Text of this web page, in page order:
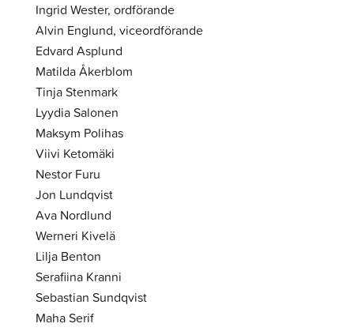
Ingrid Wester, ordförande
Alvin Englund, viceordförande
Edvard Asplund
Matilda Åkerblom
Tinja Stenmark
Lyydia Salonen
Maksym Polihas
Viivi Ketomäki
Nestor Furu
Jon Lundqvist
Ava Nordlund
Werneri Kivelä
Lilja Benton
Serafiina Kranni
Sebastian Sundqvist
Maha Serif